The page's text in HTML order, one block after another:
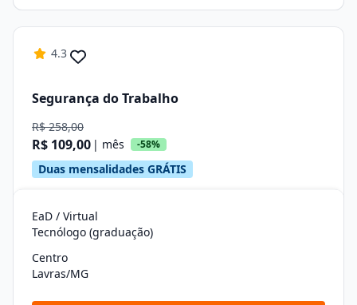
4.3
Segurança do Trabalho
R$ 258,00
R$ 109,00 | mês -58%
Duas mensalidades GRÁTIS
EaD / Virtual
Tecnólogo (graduação)
Centro
Lavras/MG